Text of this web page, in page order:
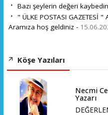
Bazı şeylerin değeri
" ÜLKE POSTASI GAZETESİ
Aramıza hoş geldiniz -
Köşe Yazıları
Necmi
Yazarı